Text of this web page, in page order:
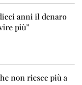
anni il denaro
più”
non riesce più a